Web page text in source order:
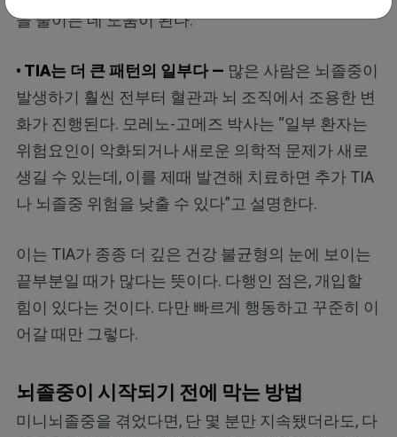
을 줄이는 데 도움이 된다.
• TIA는 더 큰 패턴의 일부다 — 많은 사람은 뇌졸중이
발생하기 훨씬 전부터 혈관과 뇌 조직에서 조용한 변
화가 진행된다. 모레노-고메즈 박사는 “일부 환자는
위험요인이 악화되거나 새로운 의학적 문제가 새로
생길 수 있는데, 이를 제때 발견해 치료하면 추가 TIA
나 뇌졸중 위험을 낮출 수 있다”고 설명한다.
이는 TIA가 종종 더 깊은 건강 불균형의 눈에 보이는
끝부분일 때가 많다는 뜻이다. 다행인 점은, 개입할
힘이 있다는 것이다. 다만 빠르게 행동하고 꾸준히 이
어갈 때만 그렇다.
뇌졸중이 시작되기 전에 막는 방법
미니뇌졸중을 겪었다면, 단 몇 분만 지속됐더라도, 다